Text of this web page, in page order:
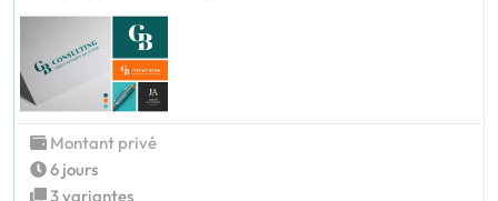
Montant privé
6 jours
3 variantes